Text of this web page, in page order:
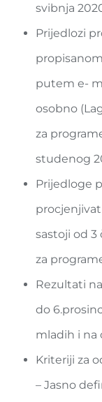
svibnja
Prijedlozi
putem e-
osobno
za
studenog
Prijedloge
sastoji od 3
za
Rezultati
do
mladih i na
Kriteriji za
– Jasno